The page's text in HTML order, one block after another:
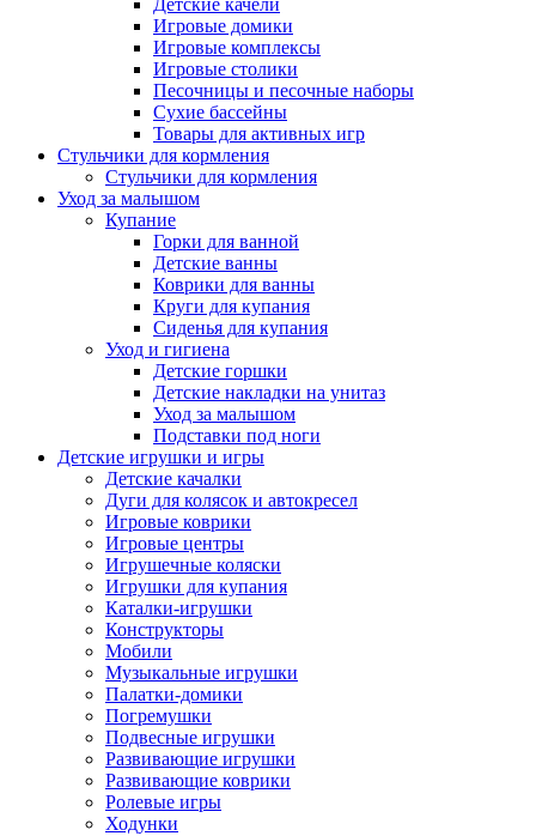
Детские качели
Игровые домики
Игровые комплексы
Игровые столики
Песочницы и песочные наборы
Сухие бассейны
Товары для активных игр
Стульчики для кормления
Стульчики для кормления
Уход за малышом
Купание
Горки для ванной
Детские ванны
Коврики для ванны
Круги для купания
Сиденья для купания
Уход и гигиена
Детские горшки
Детские накладки на унитаз
Уход за малышом
Подставки под ноги
Детские игрушки и игры
Детские качалки
Дуги для колясок и автокресел
Игровые коврики
Игровые центры
Игрушечные коляски
Игрушки для купания
Каталки-игрушки
Конструкторы
Мобили
Музыкальные игрушки
Палатки-домики
Погремушки
Подвесные игрушки
Развивающие игрушки
Развивающие коврики
Ролевые игры
Ходунки